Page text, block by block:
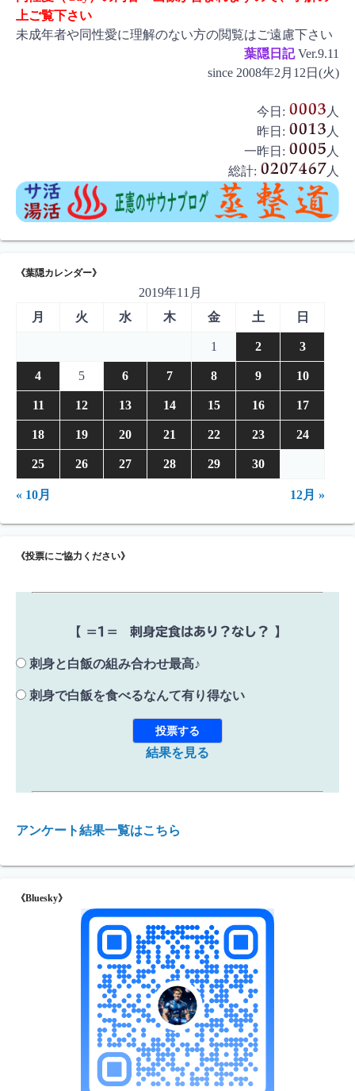
上ご覧下さい
未成年者や同性愛に理解のない方の閲覧はご遠慮下さい
葉隠日記Ver.9.11
since 2008年2月12日(火)
今日:
人
昨日:
人
一昨日:
人
総計:
人
《葉隠カレンダー》
2019年11月
月
火 水 木 金 土 日
1 2 3
4 5 6 7 8 9 10
11 12 13 14 15 16 17
18 19 20 21 22 23 24
25 26 27 28 29 30
« 10月 12月 »
《投票にご協力ください》
【 =1= 刺身定食はあり？なし？ 】
刺身と白飯の組み合わせ最高♪
刺身で白飯を食べるなんて有り得ない
結果を見る
アンケート結果一覧はこちら
《Bluesky》